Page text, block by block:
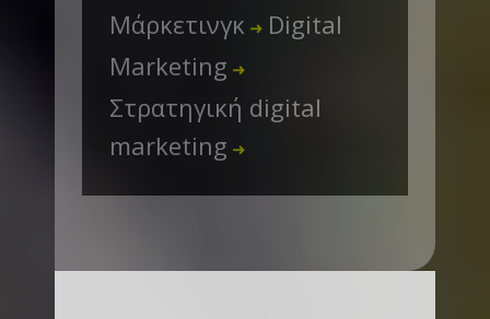
Μάρκετινγκ ➜ Digital
Marketing ➜
Στρατηγική digital
marketing ➜